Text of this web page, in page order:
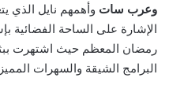
وعرب سات وأهمهم نايل الذي
الإشارة على الساحة
رمضان المعظم حيث اشتهرت
البرامج الشيقة والسهرات